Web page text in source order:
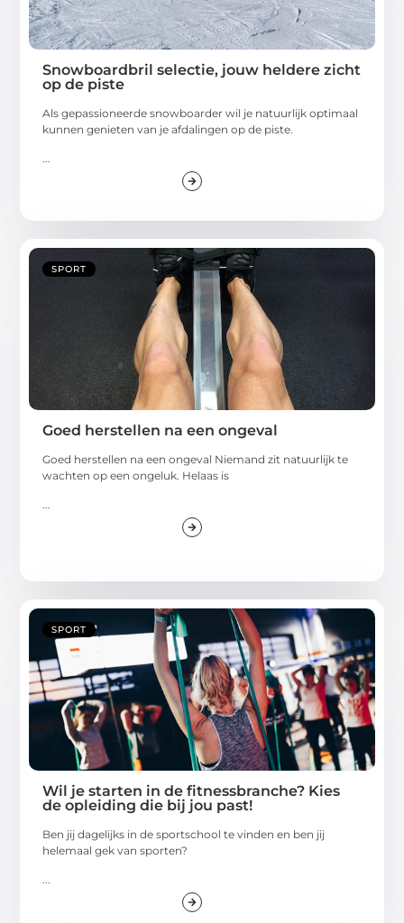
Snowboardbril selectie, jouw heldere zicht
op de piste
Als gepassioneerde snowboarder wil je natuurlijk optimaal
kunnen genieten van je afdalingen op de piste.
...
SPORT
Goed herstellen na een ongeval
Goed herstellen na een ongeval Niemand zit natuurlijk te
wachten op een ongeluk. Helaas is
...
SPORT
Wil je starten in de fitnessbranche? Kies
de opleiding die bij jou past!
Ben jij dagelijks in de sportschool te vinden en ben jij
helemaal gek van sporten?
...